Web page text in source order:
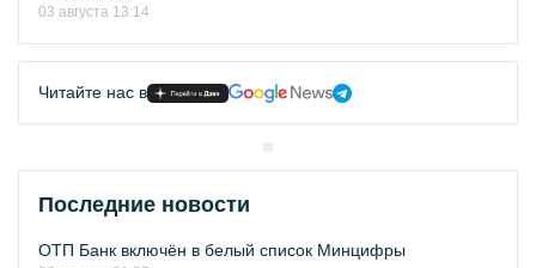
03 августа 13:14
Читайте нас в
Последние новости
ОТП Банк включён в белый список Минцифры